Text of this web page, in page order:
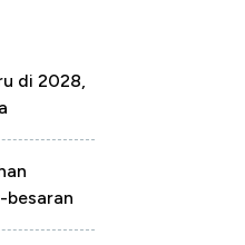
di 2028,
besaran